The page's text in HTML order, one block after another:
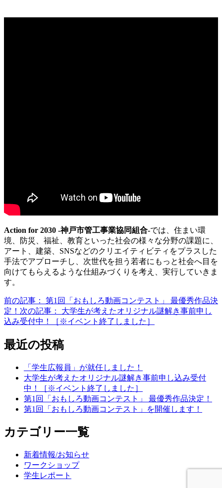
Action for 2030 -神戸市管工事業協同組合-では、住まい環
境、防災、福祉、教育といった社会の様々な分野の課題に、
アート、建築、SNSなどのクリエイティビティをプラスした
手法でアプローチし、次世代を担う若者にもっと社会へ目を
向けてもらえるような仕組みづくりを考え、実行していきま
す。
前の記事：
第1回「おもしろ動画コンテスト」 最優秀作品決
定！ 次の記事：
大学生が考えたオリジナル謎解き事前申し
込み受付中！［※イベント終了しました］
最近の投稿
「学生広報員」が就任しました！
大学生が考えたオリジナル謎解き事前申し込み受付
中！［※イベント終了しました］
第1回「おもしろ動画コンテスト」 最優秀作品決定！
第1回「おもしろ動画コンテスト」を開催します！
カテゴリー一覧
新着情報/お知らせ
ワークショップ
学生レポート